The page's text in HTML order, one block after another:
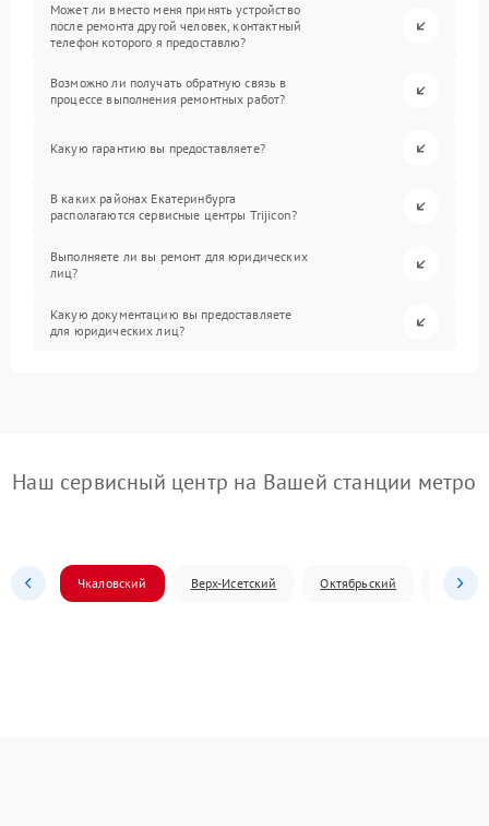
Может ли вместо меня принять устройство
после ремонта другой человек, контактный
телефон которого я предоставлю?
Возможно ли получать обратную связь в
процессе выполнения ремонтных работ?
Какую гарантию вы предоставляете?
В каких районах Екатеринбурга
располагаются сервисные центры Trijicon?
Выполняете ли вы ремонт для юридических
лиц?
Какую документацию вы предоставляете
для юридических лиц?
Наш сервисный центр на Вашей станции метро
Чкаловский Верх-Исетский Октябрьский